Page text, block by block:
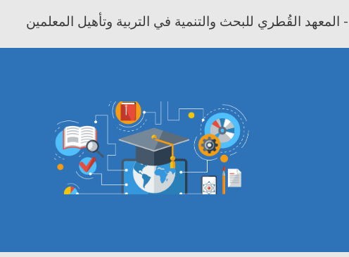
القُطري للبحث والتنمية في التربية وتأهيل المعلمين